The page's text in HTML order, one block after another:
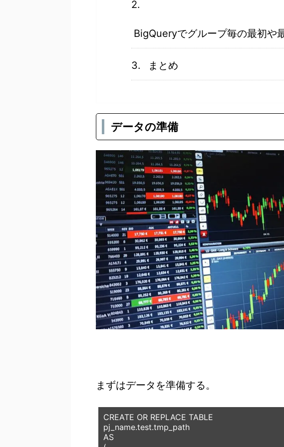
BigQueryでグループ毎の最初や
まとめ
データの準備
まずはデータを準備する。
CREATE OR REPLACE TABLE
pj_name.test.tmp_path